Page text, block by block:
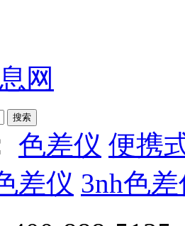
网
色差仪 便携
差仪 3nh色